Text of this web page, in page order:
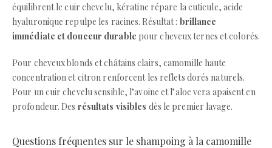
équilibrent le cuir chevelu, kératine répare la cuticule, acide
hyaluronique repulpe les racines. Résultat : brillance
immédiate et douceur durable pour cheveux ternes et colorés.
Pour cheveux blonds et châtains clairs, camomille haute
concentration et citron renforcent les reflets dorés naturels.
Pour un cuir chevelu sensible, l’avoine et l’aloe vera apaisent en
profondeur. Des résultats visibles dès le premier lavage.
Questions fréquentes sur le shampoing à la camomille